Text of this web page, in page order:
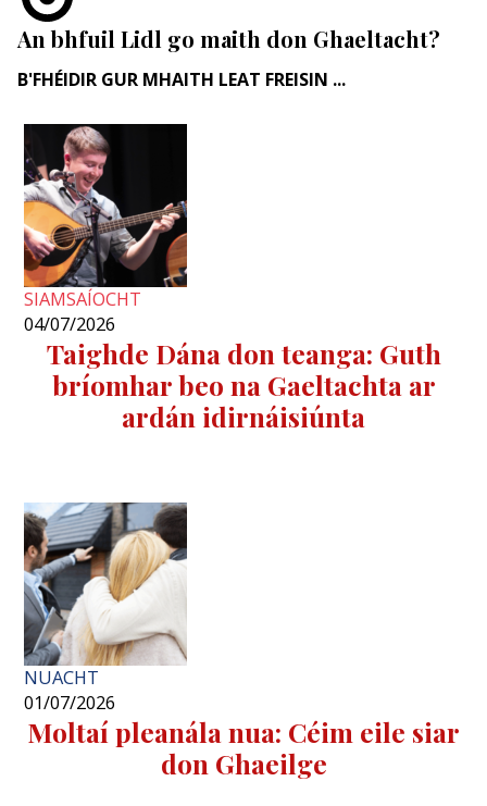
An bhfuil Lidl go maith don Ghaeltacht?
B'FHÉIDIR GUR MHAITH LEAT FREISIN ...
SIAMSAÍOCHT
04/07/2026
Taighde Dána don teanga: Guth
bríomhar beo na Gaeltachta ar
ardán idirnáisiúnta
NUACHT
01/07/2026
Moltaí pleanála nua: Céim eile siar
don Ghaeilge